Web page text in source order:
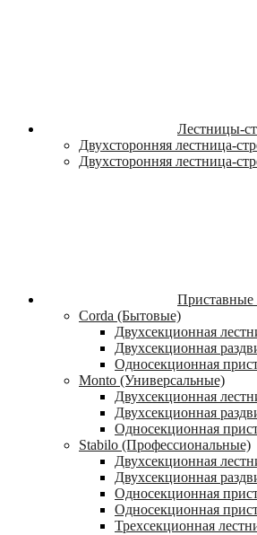
Лестницы-
Двухсторонняя лестница-
Двухсторонняя лестница-
Приставные
Corda (Бытовые)
Двухсекционная
Двухсекционная
Односекционная
Monto (Универсальные)
Двухсекционная
Двухсекционная
Односекционная
Stabilo (Профессиональные)
Двухсекционная
Двухсекционная
Односекционная
Односекционная
Трехсекционная